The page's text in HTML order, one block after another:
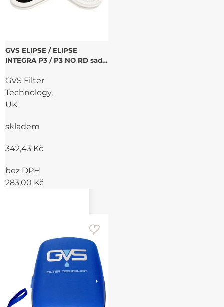
GVS ELIPSE / ELIPSE
INTEGRA P3 / P3 NO RD sada
GVS Filter
Technology,
UK
skladem
342,43 Kč
bez DPH
283,00 Kč